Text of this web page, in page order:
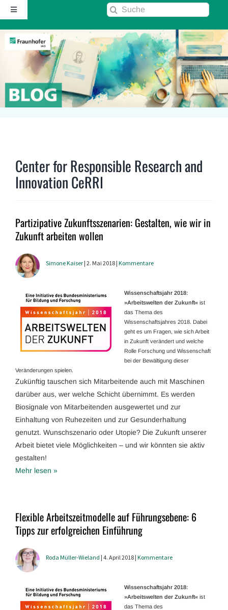
Zum
Inhalt
springen
Toggle
Navigation
Startseite
Über diesen Blog
Kontakt
RSS
Suche
Center for Responsible Research and
Innovation CeRRI
Partizipative Zukunftsszenarien: Gestalten, wie wir in
Zukunft arbeiten wollen
Simone Kaiser | 2. Mai 2018 | Kommentare
Wissenschafts­jahr 2018:
»Arbeitswelten der Zukunft« ist
das Thema des
Wissenschaftsjahres 2018. Dabei
geht es um Fragen, wie sich Arbeit
in Zukunft verändert und welche
Rolle Forschung und Wissenschaft
bei der Bewältigung dieser
Veränderungen spielen.
Zukünftig tauschen sich Mitarbeitende auch mit Maschinen
darüber aus, wer welche Schicht übernimmt. Es werden
Biosignale von Mitarbeitenden ausgewertet und zur
Einhaltung von Ruhezeiten und zur Gesunderhaltung
genutzt. Wunschszenario oder Utopie? Die Zukunft unserer
Arbeit bietet viele Möglichkeiten – und wir könnten sie aktiv
gestalten!
Mehr lesen »
Flexible Arbeitszeitmodelle auf Führungsebene: 6
Tipps zur erfolgreichen Einführung
Roda Müller-Wieland | 4. April 2018 | Kommentare
Wissenschafts­jahr 2018:
»Arbeitswelten der Zukunft« ist
das Thema des